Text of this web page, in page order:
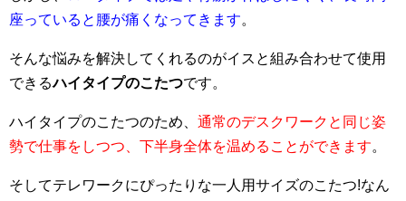
座っていると腰が痛くなってきます。
そんな悩みを解決してくれるのがイスと組み合わせて使用
できるハイタイプのこたつです。
ハイタイプのこたつのため、 通常のデスクワークと同じ姿
勢で仕事をしつつ、下半身全体を温めることができます。
そしてテレワークにぴったりな一人用サイズのこたつ!なん